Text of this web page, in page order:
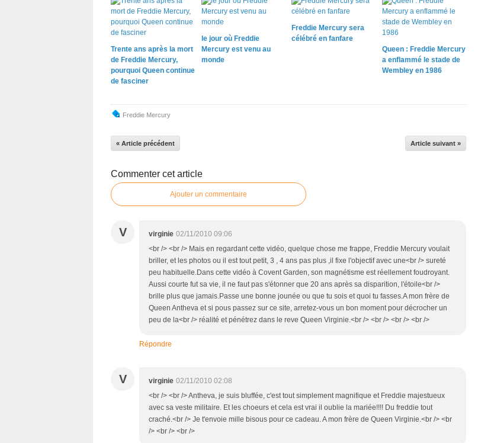
Trente ans après la mort
de Freddie Mercury,
pourquoi Queen continue
de fasciner
le jour où Freddie
Mercury est venu au
monde
Freddie Mercury sera
célébré en fanfare
Queen : Freddie Mercury
a enflammé le stade de
Wembley en 1986
Freddie Mercury
« Article précédent Article suivant »
Commenter cet article
Ajouter un commentaire
V virginie 02/11/2010 09:06
<br /> <br /> Mais en regardant cette vidéo, quelque chose me frappe, Freddie Mercury voulait
briller, et les photos ou il est tout petit, 3 , 4 ans pas plus ,il fixe l'objectif avec une<br /> sureté
peu habituelle.Dans cette vidéo à Covent Garden, son magnétisme est réellement foudroyant.
Aussi courte fut sa vie, il ne faut pas s'étonner que 20 ans après sa disparition, l'étoile<br />
brille plus que jamais.Passe une bonne jounée ou que tu sois et quoi tu fasses.A mon frère de
Queen Antheva et si pous passez sur ce site, arretez-vous un bon moment pour décrocher un
peu de la<br /> réalité et pénétrez dans le reve Queen Virginie.<br /> <br /> <br /> <br />
Répondre
V virginie 02/11/2010 02:08
<br /> <br /> Antheva, je suis bluffée, c'est tout simplement magnifique et Freddie majestueux
avec sa veste militaire. Et les choeurs et cela est vrai il oublie la mariée!!!! Du freddie tout
craché.<br /> Je t'envoie mille bisous pour ce cadeau. A mon frère de Queen Virginie.<br /> <br
/> <br /> <br />